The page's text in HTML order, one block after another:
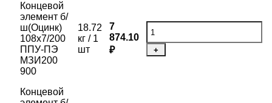
Концевой
элемент б/
ш(Оцинк)
108х7/200
ППУ-ПЭ
МЗИ200
900
18.72
кг / 1
шт
7
874.10
₽
+
Концевой